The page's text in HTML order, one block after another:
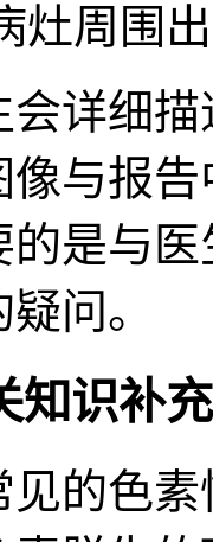
灶周围
详细
与报
的是与
问。
知识补充
见的色